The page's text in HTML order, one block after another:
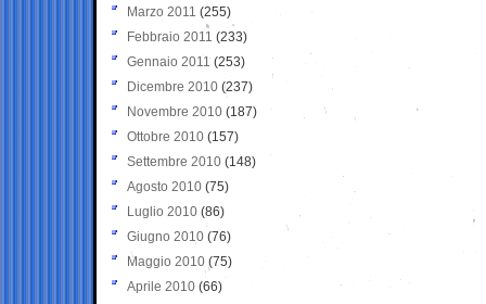
Marzo 2011 (255)
Febbraio 2011 (233)
Gennaio 2011 (253)
Dicembre 2010 (237)
Novembre 2010 (187)
Ottobre 2010 (157)
Settembre 2010 (148)
Agosto 2010 (75)
Luglio 2010 (86)
Giugno 2010 (76)
Maggio 2010 (75)
Aprile 2010 (66)